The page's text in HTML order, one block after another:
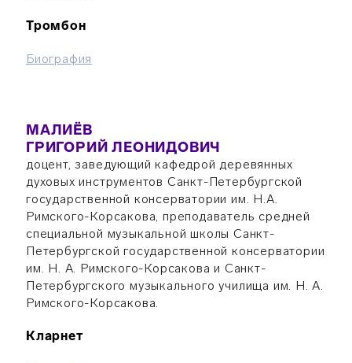
Тромбон
Биография
МАЛИЁВ
ГРИГОРИЙ ЛЕОНИДОВИЧ
доцент, заведующий кафедрой деревянных
духовых инструментов Санкт-Петербургской
государственной консерватории им. Н.А.
Римского-Корсакова, преподаватель средней
специальной музыкальной школы Санкт-
Петербургской государственной консерватории
им. Н. А. Римского-Корсакова и Санкт-
Петербургского музыкального училища им. Н. А.
Римского-Корсакова.
Кларнет